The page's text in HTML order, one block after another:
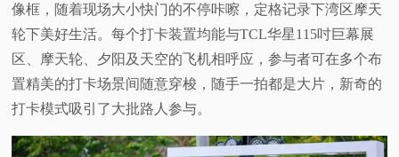
像框，随着现场大小快门的不停咔嚓，定格记录下湾区摩天
轮下美好生活。每个打卡装置均能与TCL华星115吋巨幕展
区、摩天轮、夕阳及天空的飞机相呼应，参与者可在多个布
置精美的打卡场景间随意穿梭，随手一拍都是大片，新奇的
打卡模式吸引了大批路人参与。